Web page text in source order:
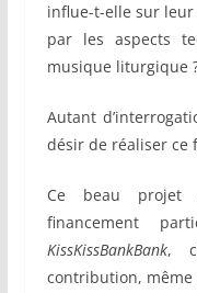
influe-t-elle sur leur
par les aspects
musique liturgique
Autant
désir de réaliser ce
Ce beau projet
financement
KissKissBankBank,
contribution,